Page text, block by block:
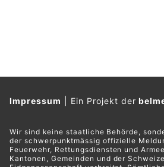
Impressum Ein Projekt der
Wir sind keine staatliche Behörde,
der schwerpunktmässig offizielle
Feuerwehr, Rettungsdiensten und
Kantonen, Gemeinden und der